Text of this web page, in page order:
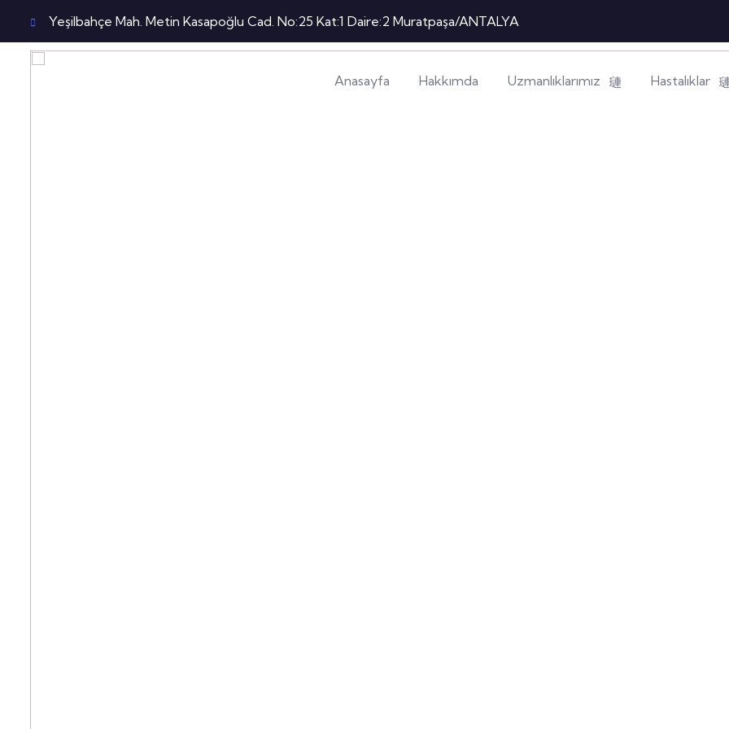
Yeşilbahçe Mah. Metin Kasapoğlu Cad. No:25 Kat:1 Daire:2 Muratpaşa/ANTALYA
Anasayfa Hakkımda Uzmanlıklarımız Hastalıklar